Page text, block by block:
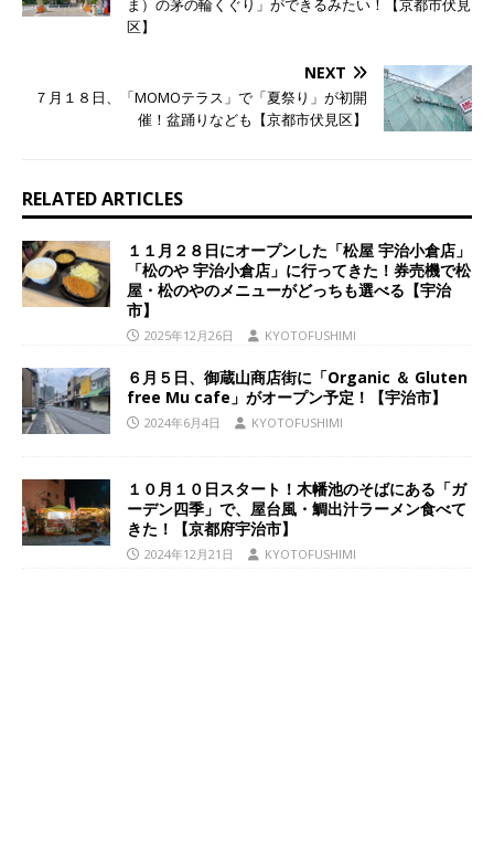
ま）の茅の輪くぐり」ができるみたい！【京都市伏見
区】
NEXT
７月１８日、「MOMOテラス」で「夏祭り」が初開
催！盆踊りなども【京都市伏見区】
RELATED ARTICLES
１１月２８日にオープンした「松屋 宇治小倉店」
「松のや 宇治小倉店」に行ってきた！券売機で松
屋・松のやのメニューがどっちも選べる【宇治
市】
2025年12月26日 KYOTOFUSHIMI
６月５日、御蔵山商店街に「Organic ＆ Gluten
free Mu cafe」がオープン予定！【宇治市】
2024年6月4日 KYOTOFUSHIMI
１０月１０日スタート！木幡池のそばにある「ガ
ーデン四季」で、屋台風・鯛出汁ラーメン食べて
きた！【京都府宇治市】
2024年12月21日 KYOTOFUSHIMI